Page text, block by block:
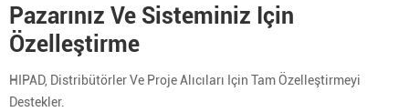
Pazarınız Ve Sisteminiz Için
Özelleştirme
HIPAD, Distribütörler Ve Proje Alıcıları Için Tam Özelleştirmeyi
Destekler.